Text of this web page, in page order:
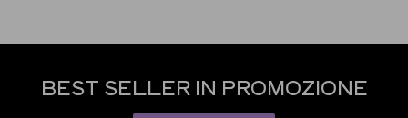
BEST SELLER IN PROMOZIONE